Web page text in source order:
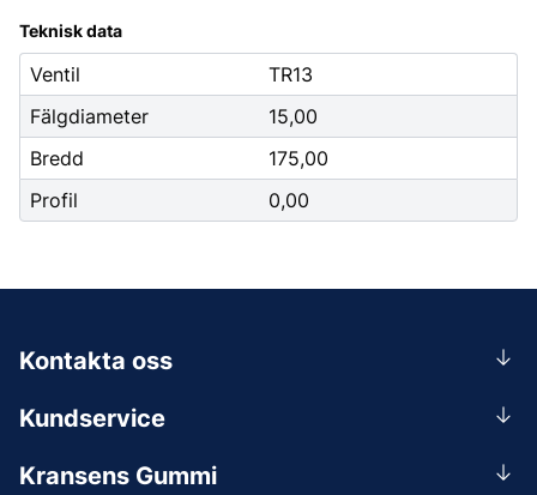
Teknisk data
Ventil
TR13
Fälgdiameter
15,00
Bredd
175,00
Profil
0,00
Kundservice
Kransens Gummi
Kontakta oss
0156-409 00
Mån-Tors 07.30-16:30, Fre 07.30-15.00.
Lunchstängt 12:00-12:30